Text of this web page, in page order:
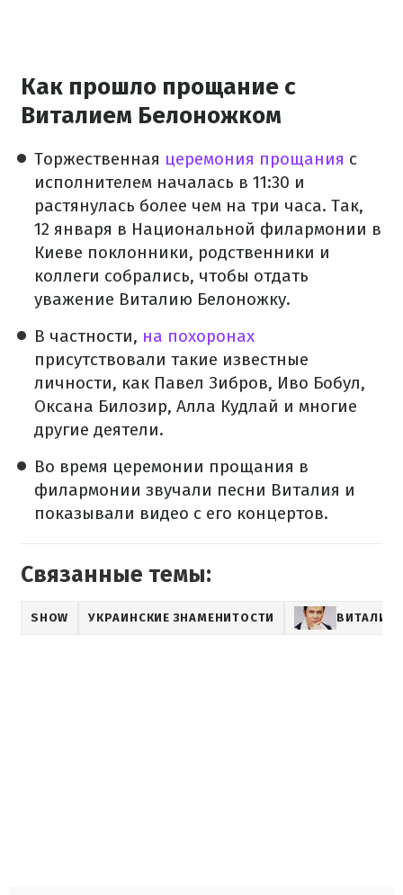
Как прошло прощание с
Виталием Белоножком
Торжественная церемония прощания с
исполнителем началась в 11:30 и
растянулась более чем на три часа. Так,
12 января в Национальной филармонии в
Киеве поклонники, родственники и
коллеги собрались, чтобы отдать
уважение Виталию Белоножку.
В частности, на похоронах
присутствовали такие известные
личности, как Павел Зибров, Иво Бобул,
Оксана Билозир, Алла Кудлай и многие
другие деятели.
Во время церемонии прощания в
филармонии звучали песни Виталия и
показывали видео с его концертов.
Связанные темы:
SHOW УКРАИНСКИЕ ЗНАМЕНИТОСТИ ВИТАЛИЙ